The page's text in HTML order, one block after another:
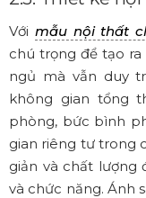
Với mẫu nội thất
chú trọng để tạo
ngủ mà vẫn duy
không gian tổng
phòng, bức bình
gian riêng tư trong
giản và chất lượng
và chức năng. Ánh